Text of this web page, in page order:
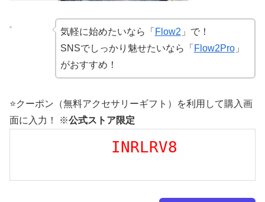
気軽に始めたいなら「 Flow2 」で！
SNSでしっかり魅せたいなら「 Flow2Pro」
がおすすめ！
⭐️クーポン（無料アクセサリーギフト）を利用して購入画
面に入力！ ※公式ストア限定
INRLRV8